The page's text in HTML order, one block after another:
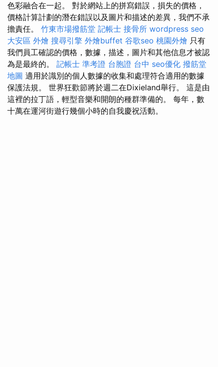
色彩融合在一起。 對於網站上的拼寫錯誤，損失的價格，
價格計算計劃的潛在錯誤以及圖片和描述的差異，我們不承
擔責任。 竹東市場撥筋堂 記帳士 接骨所 wordpress seo
大安區 外燴 搜尋引擎 外燴buffet 谷歌seo 桃園外燴 只有
我們員工確認的價格，數據，描述，圖片和其他信息才被認
為是最終的。 記帳士 準考證 台胞證 台中 seo優化 撥筋堂
地圖 適用於識別的個人數據的收集和處理符合適用的數據
保護法規。 世界狂歡節將於週二在Dixieland舉行。 這是由
這裡的拉丁語，輕型音樂和開朗的種群準備的。 每年，數
十萬在運河街遊行幾個小時的自我慶祝活動。